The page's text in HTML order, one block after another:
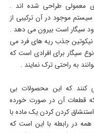
معمولی طراحی شده اند .
موجود در آن ترکیبی از
سیگار است بیرون می دهد .
جذب ریه های فرد می
سیگار برای افرادی است که
به راحتی ترک نمایند .
کنند که این محصولات بی
قطعات آن در صورت خورده
کردن کردن یک ماده با
در رابطه با این است که